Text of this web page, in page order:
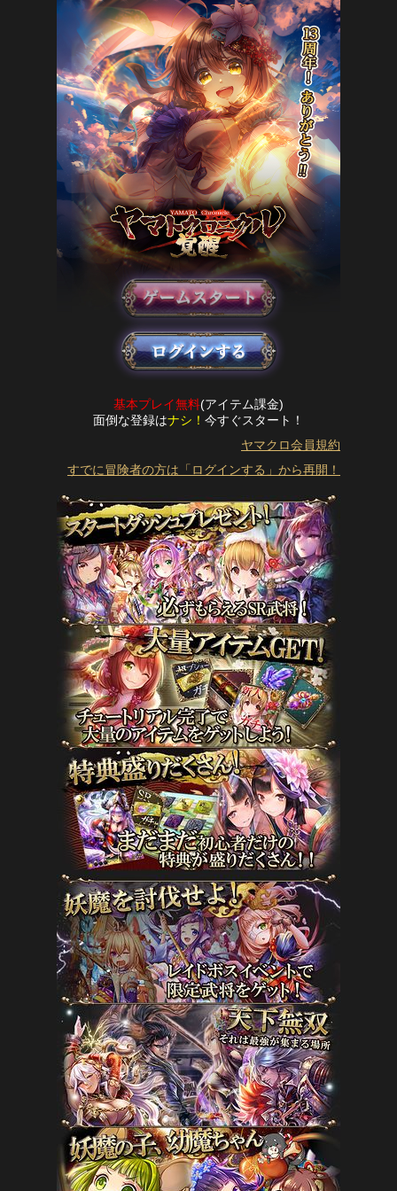
基本プレイ無料(アイテム課金)
面倒な登録はナシ！ 今すぐスタート！
ヤマクロ会員規約
すでに冒険者の方は「ログインする」から再開！